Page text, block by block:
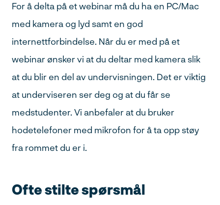
For å delta på et webinar må du ha en PC/Mac
med kamera og lyd samt en god
internettforbindelse. Når du er med på et
webinar ønsker vi at du deltar med kamera slik
at du blir en del av undervisningen. Det er viktig
at underviseren ser deg og at du får se
medstudenter. Vi anbefaler at du bruker
hodetelefoner med mikrofon for å ta opp støy
fra rommet du er i.
Ofte stilte spørsmål